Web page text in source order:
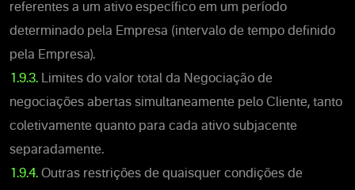
referentes a um ativo específico em um período
determinado pela Empresa (intervalo de tempo definido
pela Empresa).
1.9.3. Limites do valor total da Negociação de
negociações abertas simultaneamente pelo Cliente, tanto
coletivamente quanto para cada ativo subjacente
separadamente.
1.9.4. Outras restrições de quaisquer condições de